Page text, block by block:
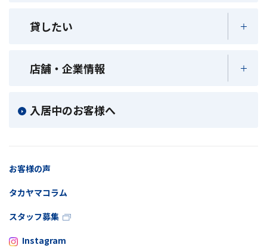
貸したい
店舗・企業情報
入居中のお客様へ
お客様の声
タカヤマコラム
スタッフ募集
Instagram